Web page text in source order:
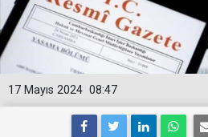
08:47
17 Mayıs 2024